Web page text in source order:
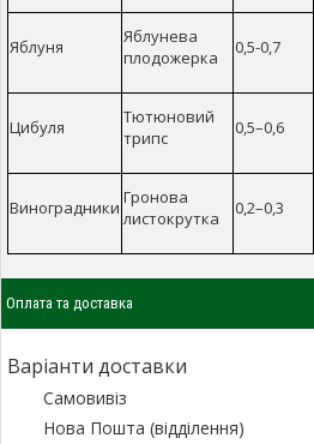
Яблуня
Яблунева
плодожерка
0,5-0,7
Цибуля
Тютюновий
трипс
0,5–0,6
Виноградники Гронова
листокрутка
0,2–0,3
Оплата та доставка
Варіанти доставки
Самовивіз
Нова Пошта (відділення)